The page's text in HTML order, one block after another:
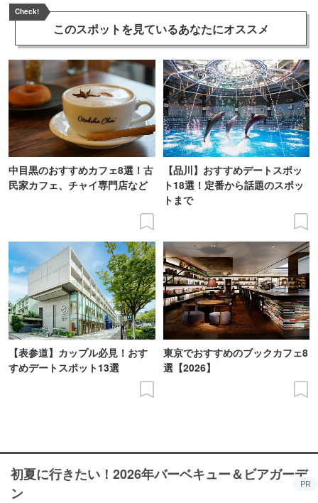
Check!
このスポットを見ているあなたにオススメ
中目黒のおすすめカフェ8選！古
民家カフェ、チャイ専門店など
【品川】おすすめデートスポッ
ト18選！定番から話題のスポッ
トまで
【表参道】カップル必見！おす
すめデートスポット13選
東京でおすすめのブックカフェ8
選【2026】
初夏に行きたい！2026年バーベキュー＆ビアガーデ
ン
PR